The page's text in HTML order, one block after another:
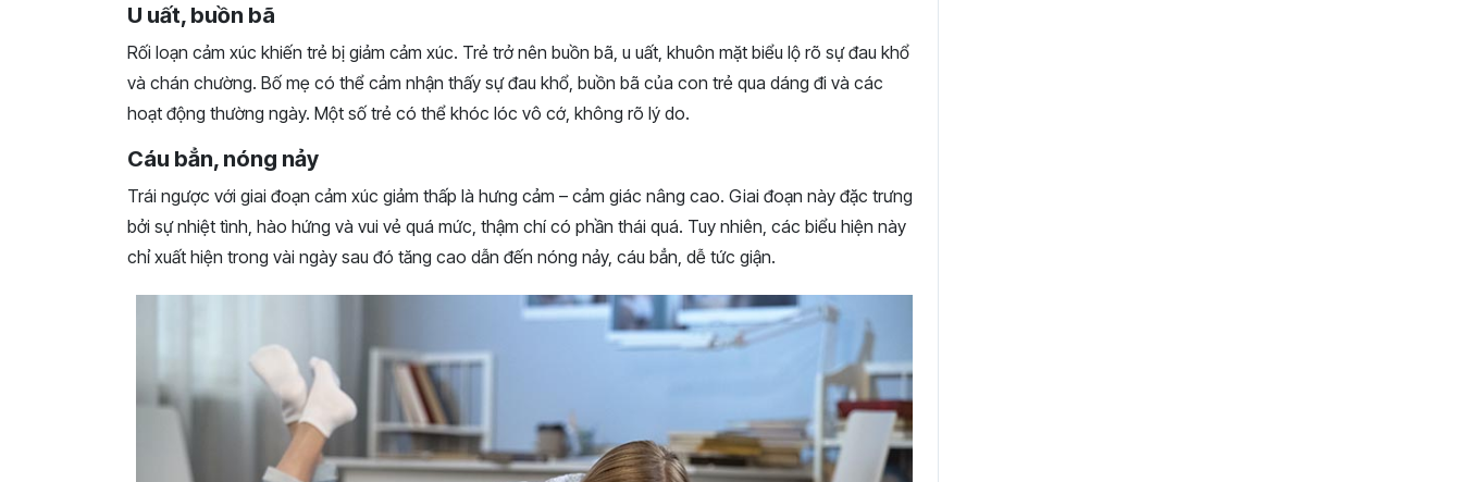
U uất, buồn bã
Rối loạn cảm xúc khiến trẻ bị giảm cảm xúc. Trẻ trở nên buồn bã, u uất, khuôn mặt biểu lộ rõ sự đau khổ
và chán chường. Bố mẹ có thể cảm nhận thấy sự đau khổ, buồn bã của con trẻ qua dáng đi và các
hoạt động thường ngày. Một số trẻ có thể khóc lóc vô cớ, không rõ lý do.
Cáu bẳn, nóng nảy
Trái ngược với giai đoạn cảm xúc giảm thấp là hưng cảm – cảm giác nâng cao. Giai đoạn này đặc trưng
bởi sự nhiệt tình, hào hứng và vui vẻ quá mức, thậm chí có phần thái quá. Tuy nhiên, các biểu hiện này
chỉ xuất hiện trong vài ngày sau đó tăng cao dẫn đến nóng nảy, cáu bẳn, dễ tức giận.